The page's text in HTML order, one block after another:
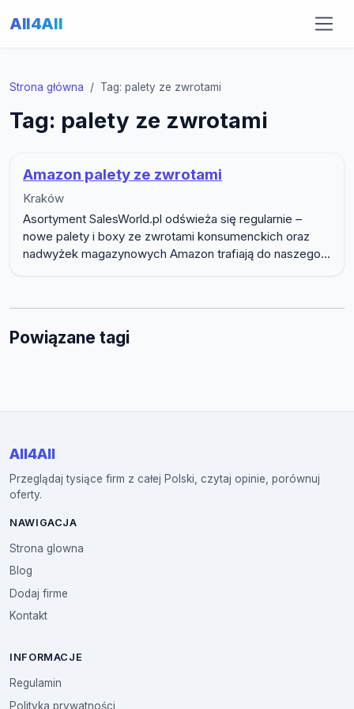
All4All
Strona główna Tag: palety ze zwrotami
Tag: palety ze zwrotami
Amazon palety ze zwrotami
Kraków
Asortyment SalesWorld.pl odświeża się regularnie –
nowe palety i boxy ze zwrotami konsumenckich oraz
nadwyżek magazynowych Amazon trafiają do naszego...
Powiązane tagi
All4All
Przeglądaj tysiące firm z całej Polski, czytaj opinie, porównuj
oferty.
NAWIGACJA
Strona glowna
Blog
Dodaj firme
Kontakt
INFORMACJE
Regulamin
Polityka prywatności